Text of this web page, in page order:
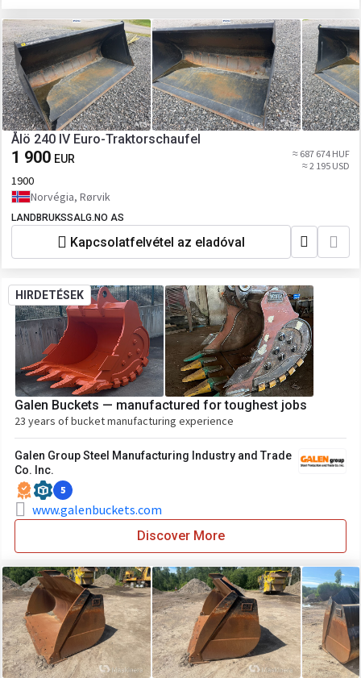
Ålö 240 IV Euro-Traktorschaufel
1 900 EUR
≈ 687 674 HUF
≈ 2 195 USD
1900
Norvégia, Rørvik
LANDBRUKSSALG.NO AS
Kapcsolatfelvétel az eladóval
HIRDETÉSEK
Galen Buckets — manufactured for toughest jobs
23 years of bucket manufacturing experience
Galen Group Steel Manufacturing Industry and Trade
Co. Inc.
5
www.galenbuckets.com
Discover More